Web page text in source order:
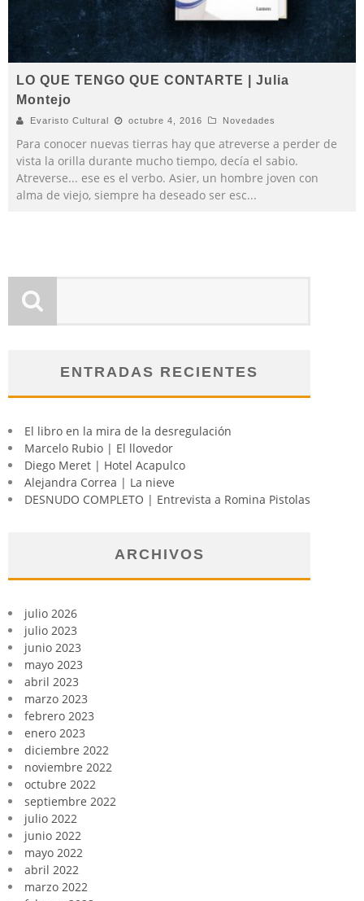
LO QUE TENGO QUE CONTARTE | Julia
Montejo
Evaristo Cultural octubre 4, 2016 Novedades
Para conocer nuevas tierras hay que atreverse a perder de
vista la orilla durante mucho tiempo, decía el sabio.
Atreverse... ese es el verbo. Asier, un hombre joven con
alma de viejo, siempre ha deseado ser esc...
ENTRADAS RECIENTES
El libro en la mira de la desregulación
Marcelo Rubio | El llovedor
Diego Meret | Hotel Acapulco
Alejandra Correa | La nieve
DESNUDO COMPLETO | Entrevista a Romina Pistolas
ARCHIVOS
julio 2026
julio 2023
junio 2023
mayo 2023
abril 2023
marzo 2023
febrero 2023
enero 2023
diciembre 2022
noviembre 2022
octubre 2022
septiembre 2022
julio 2022
junio 2022
mayo 2022
abril 2022
marzo 2022